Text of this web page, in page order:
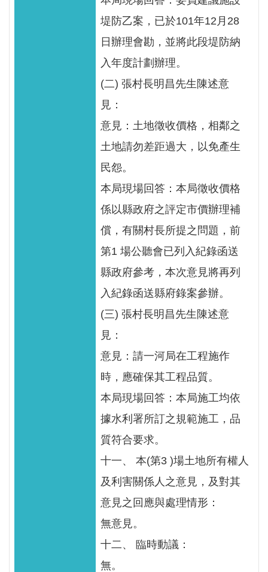
堤防乙案，已於101年12月28
日辦理會勘，並將此段堤防納
入年度計劃辦理。
(二) 張村長明昌先生陳述意
見：
意見：土地徵收價格，相鄰之
土地請勿差距過大，以免產生
民怨。
本局現場回答：本局徵收價格
係以縣政府之評定市價辦理補
償，有關村長所提之問題，前
第1 場公聽會已列入紀錄函送
縣政府參考，本次意見將再列
入紀錄函送縣府錄案參辦。
(三) 張村長明昌先生陳述意
見：
意見：請一河局在工程施作
時，應確保其工程品質。
本局現場回答：本局施工均依
據水利署所訂之規範施工，品
質符合要求。
十一、 本(第3 )場土地所有權人
及利害關係人之意見，及對其
意見之回應與處理情形：
無意見。
十二、 臨時動議：
無。